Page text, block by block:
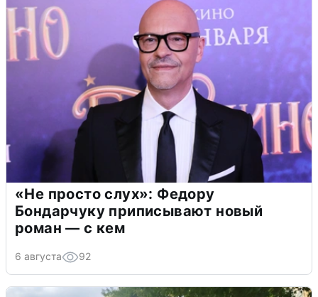
«Не просто слух»: Федору
Бондарчуку приписывают новый
роман — с кем
6 августа 92